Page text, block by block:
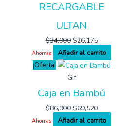
RECARGABLE
ULTAN
$34,900 $26,175
Ahorras
Añadir al carrito
¡Oferta!
Gif
Caja en Bambú
$86,900 $69,520
Ahorras
Añadir al carrito